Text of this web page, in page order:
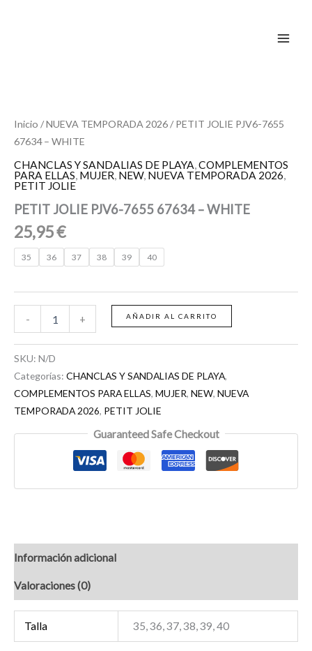
Inicio /NUEVA TEMPORADA 2026/ PETIT JOLIE PJV6-7655
67634 – WHITE
CHANCLAS Y SANDALIAS DE PLAYA,COMPLEMENTOS
PARA ELLAS, MUJER, NEW, NUEVA TEMPORADA 2026,
PETIT JOLIE
PETIT JOLIE PJV6-7655 67634 – WHITE
25,95€
35 36 37 38 39 40
-
7655
67634
WHITE
cantidad
+ AÑADIR AL CARRITO
SKU: N/D
Categorías: CHANCLAS Y SANDALIAS DE PLAYA,
COMPLEMENTOS PARA ELLAS, MUJER, NEW, NUEVA
TEMPORADA 2026, PETIT JOLIE
Guaranteed Safe Checkout
Información adicional
Valoraciones (0)
Talla 35, 36, 37, 38, 39, 40